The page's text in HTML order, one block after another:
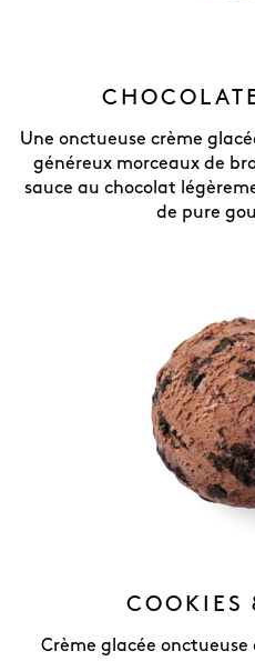
Une onctueuse crème
généreux morceaux de
sauce au chocolat
de pure
COOKIES
Crème glacée onctueuse